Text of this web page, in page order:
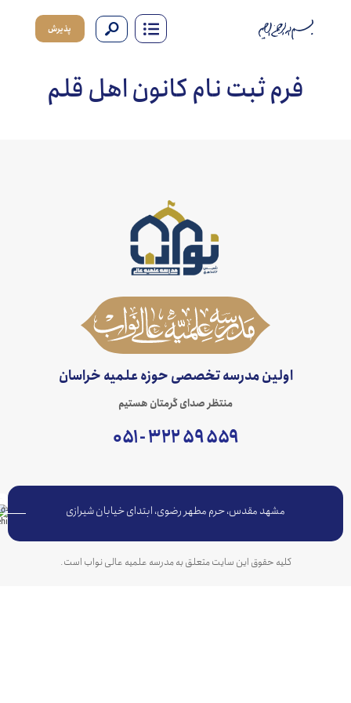
فرم ثبت نام کانون اهل قلم
اولین مدرسه تخصصی حوزه علمیه خراسان
منتظر صدای گرمتان هستیم
مشهد مقدس، حرم مطهر رضوی، ابتدای خیابان شیرازی
کلیه حقوق این سایت متعلق به مدرسه علمیه عالی نواب است.